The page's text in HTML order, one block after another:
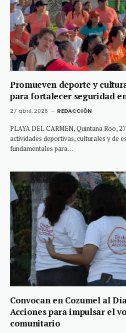
Promueven deporte y
para fortalecer seguridad
27 abril, 2026 REDACCIÓN
PLAYA DEL CARMEN, Quintana Roo,
actividades deportivas, culturales y de
fundamentales para…
Convocan en Cozumel al
Acciones para impulsar el
comunitario